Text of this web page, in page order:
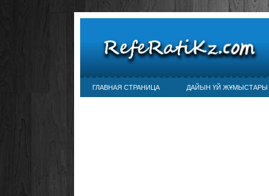
ГЛАВНАЯ СТРАНИЦА ДАЙЫН ҮЙ ЖҰМЫСТАРЫ